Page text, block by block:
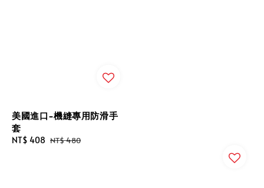
美國進口-機縫專用防滑手
套
Sale
NT$ 408 Regular
NT$ 480